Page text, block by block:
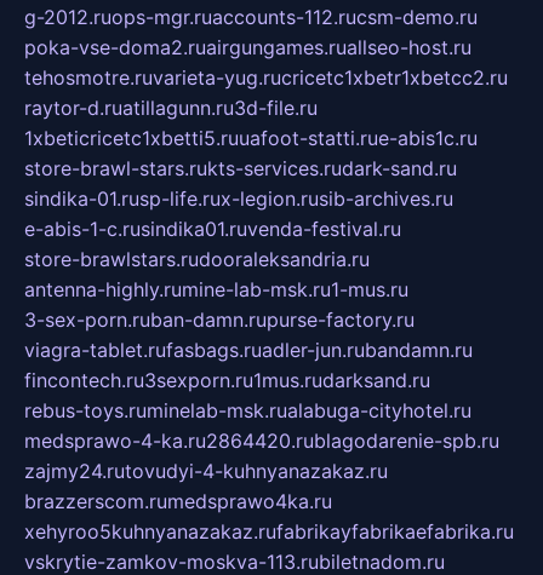
g-2012.ruops-mgr.ruaccounts-112.rucsm-demo.ru
poka-vse-doma2.ruairgungames.ruallseo-host.ru
tehosmotre.ruvarieta-yug.rucricetc1xbetr1xbetcc2.ru
raytor-d.ruatillagunn.ru3d-file.ru
1xbeticricetc1xbetti5.ruuafoot-statti.rue-abis1c.ru
store-brawl-stars.rukts-services.rudark-sand.ru
sindika-01.rusp-life.rux-legion.rusib-archives.ru
e-abis-1-c.rusindika01.ruvenda-festival.ru
store-brawlstars.rudooraleksandria.ru
antenna-highly.rumine-lab-msk.ru1-mus.ru
3-sex-porn.ruban-damn.rupurse-factory.ru
viagra-tablet.rufasbags.ruadler-jun.rubandamn.ru
fincontech.ru3sexporn.ru1mus.rudarksand.ru
rebus-toys.ruminelab-msk.rualabuga-cityhotel.ru
medsprawo-4-ka.ru2864420.rublagodarenie-spb.ru
zajmy24.rutovudyi-4-kuhnyanazakaz.ru
brazzerscom.rumedsprawo4ka.ru
xehyroo5kuhnyanazakaz.rufabrikayfabrikaefabrika.ru
vskrytie-zamkov-moskva-113.rubiletnadom.ru